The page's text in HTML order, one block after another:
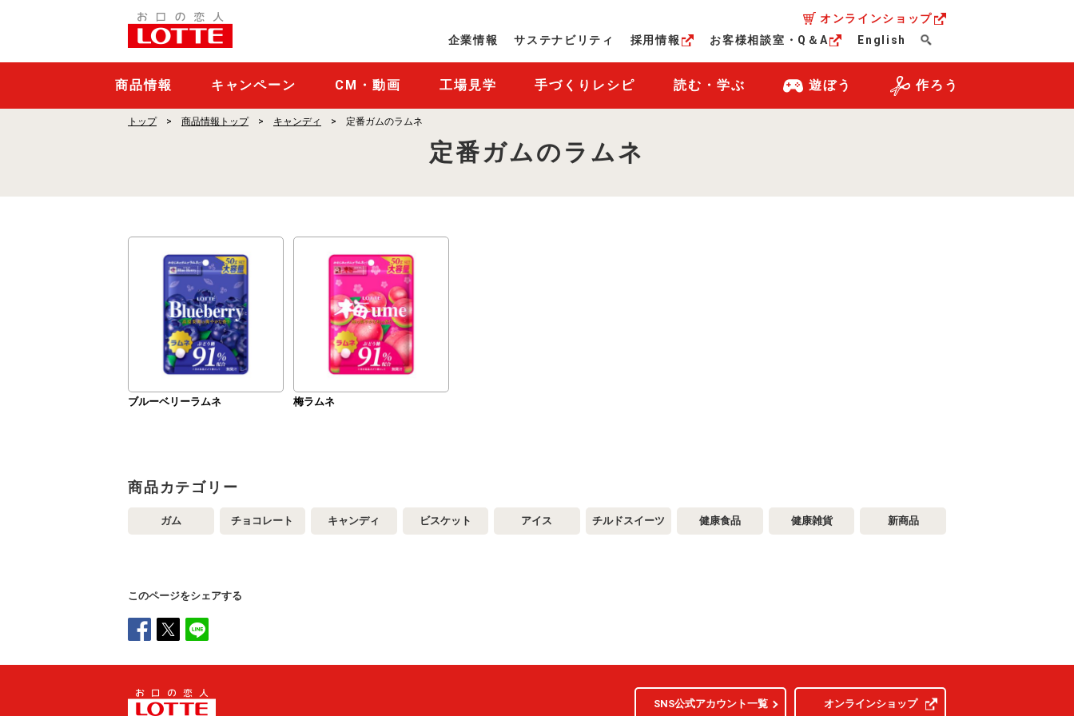
ン
名
覧
オンラインショップ
企業情報
サステナビリティ 採用情報 お客様相談室・Q＆A English
商品情報 キャンペーン CM・動画 工場見学 手づくりレシピ 読む・学ぶ 遊ぼう 作ろう
トップ 商品情報トップ キャンディ 定番ガムのラムネ
定番ガムのラムネ
ブルーベリーラムネ 梅ラムネ
商品カテゴリー
ガム チョコレート キャンディ ビスケット アイス チルドスイーツ 健康食品 健康雑貨 新商品
このページをシェアする
SNS公式アカウント一覧 オンラインショップ